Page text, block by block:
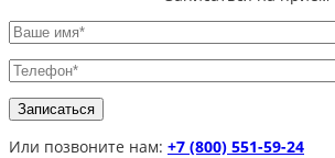
Или позвоните нам: +7 (800) 551-59-24